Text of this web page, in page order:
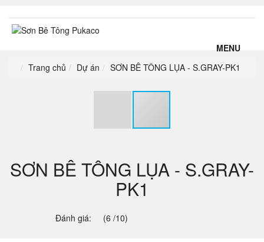
MENU
Trang chủ
Dự án SƠN BÊ TÔNG LỤA - S.GRAY-PK1
SƠN BÊ TÔNG LỤA - S.GRAY-
PK1
Đánh giá: (6 /10)